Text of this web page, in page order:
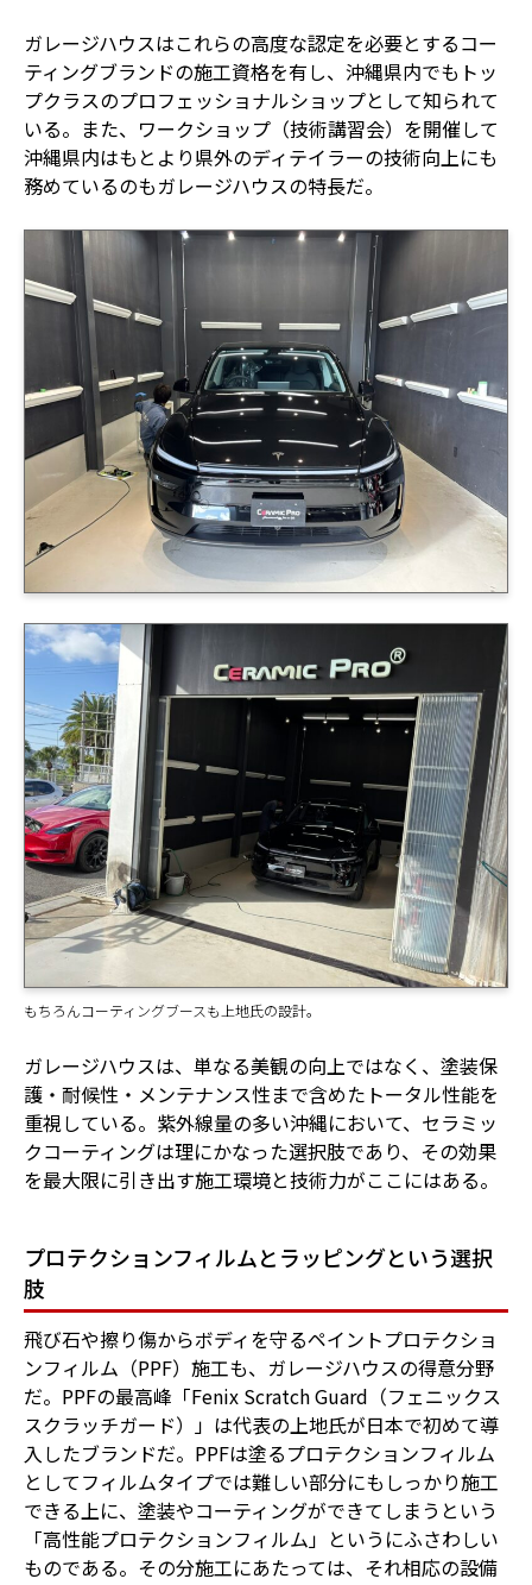
ガレージハウスはこれらの高度な認定を必要とするコー
ティングブランドの施工資格を有し、沖縄県内でもトッ
プクラスのプロフェッショナルショップとして知られて
いる。また、ワークショップ（技術講習会）を開催して
沖縄県内はもとより県外のディテイラーの技術向上にも
務めているのもガレージハウスの特長だ。
もちろんコーティングブースも上地氏の設計。
ガレージハウスは、単なる美観の向上ではなく、塗装保
護・耐候性・メンテナンス性まで含めたトータル性能を
重視している。紫外線量の多い沖縄において、セラミッ
クコーティングは理にかなった選択肢であり、その効果
を最大限に引き出す施工環境と技術力がここにはある。
プロテクションフィルムとラッピングという選択
肢
飛び石や擦り傷からボディを守るペイントプロテクショ
ンフィルム（PPF）施工も、ガレージハウスの得意分野
だ。PPFの最高峰「Fenix Scratch Guard（フェニックス
スクラッチガード）」は代表の上地氏が日本で初めて導
入したブランドだ。PPFは塗るプロテクションフィルム
としてフィルムタイプでは難しい部分にもしっかり施工
できる上に、塗装やコーティングができてしまうという
「高性能プロテクションフィルム」というにふさわしい
ものである。その分施工にあたっては、それ相応の設備